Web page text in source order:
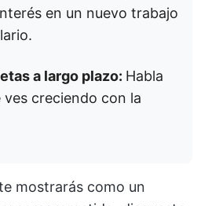
en un nuevo trabajo
a largo plazo: Habla
creciendo con la
mostrarás como un